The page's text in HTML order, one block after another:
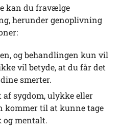
kan du fravælge
herunder genoplivning
og behandlingen kun vil
vil betyde, at du får det
smerter.
sygdom, ulykke eller
kommer til at kunne tage
og mentalt.